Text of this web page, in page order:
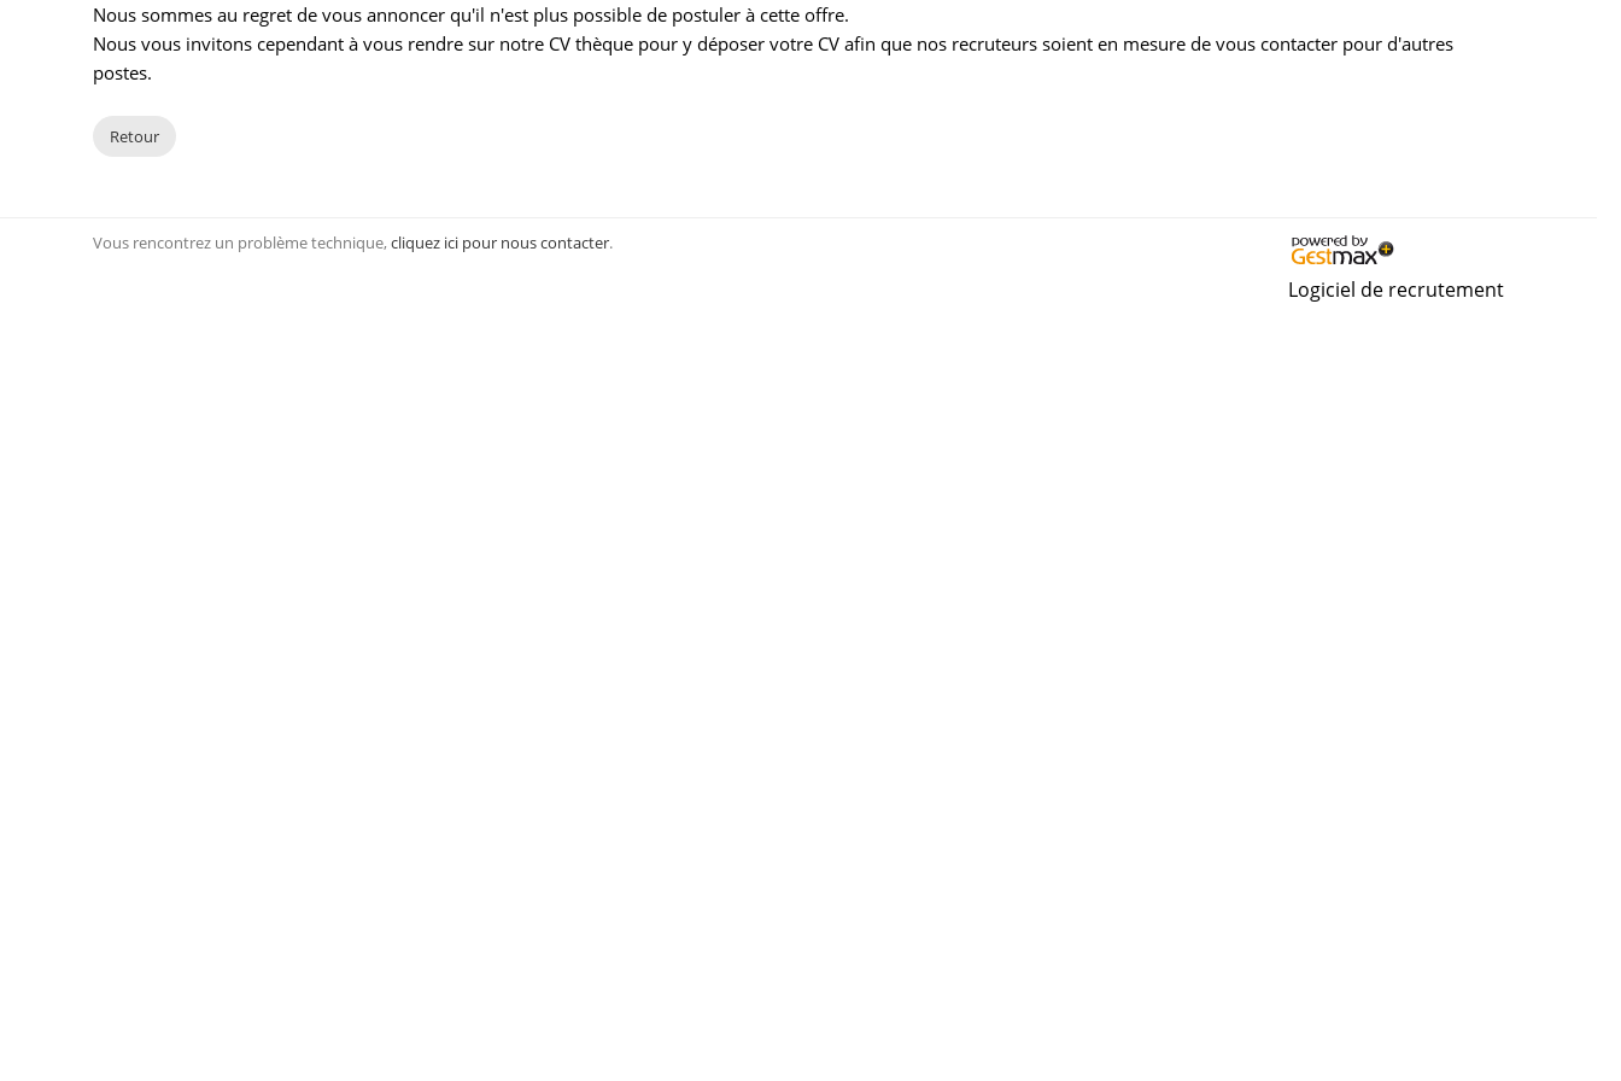
Nous sommes au regret de vous annoncer qu'il n'est plus possible de postuler à cette offre.
Nous vous invitons cependant à vous rendre sur notre CV thèque pour y déposer votre CV afin que nos recruteurs soient en mesure de vous contacter pour d'autres
postes.
Retour
Vous rencontrez un problème technique,cliquez ici pour nous contacter.
Logiciel de recrutement